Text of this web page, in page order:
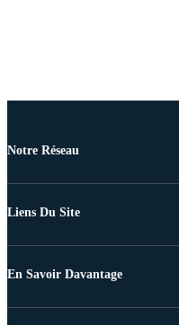
Notre Réseau
Liens Du Site
En Savoir Davantage